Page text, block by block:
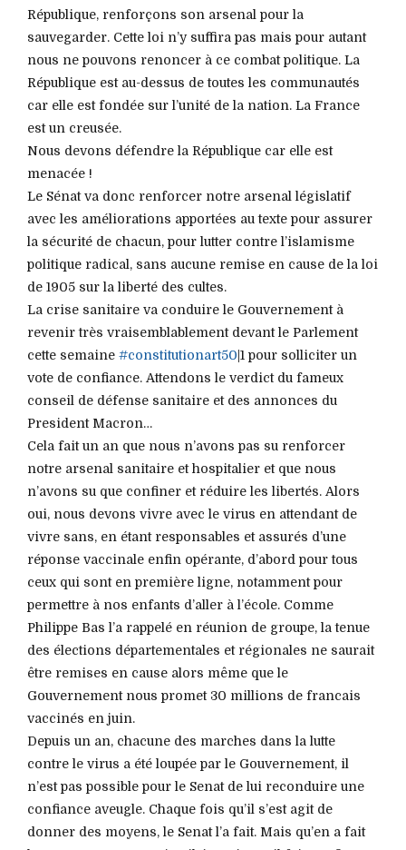
République, renforçons son arsenal pour la
sauvegarder. Cette loi n’y suffira pas mais pour autant
nous ne pouvons renoncer à ce combat politique. La
République est au-dessus de toutes les communautés
car elle est fondée sur l’unité de la nation. La France
est un creusée.
Nous devons défendre la République car elle est
menacée !
Le Sénat va donc renforcer notre arsenal législatif
avec les améliorations apportées au texte pour assurer
la sécurité de chacun, pour lutter contre l’islamisme
politique radical, sans aucune remise en cause de la loi
de 1905 sur la liberté des cultes.
La crise sanitaire va conduire le Gouvernement à
revenir très vraisemblablement devant le Parlement
cette semaine #constitutionart50 |1 pour solliciter un
vote de confiance. Attendons le verdict du fameux
conseil de défense sanitaire et des annonces du
President Macron…
Cela fait un an que nous n’avons pas su renforcer
notre arsenal sanitaire et hospitalier et que nous
n’avons su que confiner et réduire les libertés. Alors
oui, nous devons vivre avec le virus en attendant de
vivre sans, en étant responsables et assurés d’une
réponse vaccinale enfin opérante, d’abord pour tous
ceux qui sont en première ligne, notamment pour
permettre à nos enfants d’aller à l’école. Comme
Philippe Bas l’a rappelé en réunion de groupe, la tenue
des élections départementales et régionales ne saurait
être remises en cause alors même que le
Gouvernement nous promet 30 millions de francais
vaccinés en juin.
Depuis un an, chacune des marches dans la lutte
contre le virus a été loupée par le Gouvernement, il
n’est pas possible pour le Senat de lui reconduire une
confiance aveugle. Chaque fois qu’il s’est agit de
donner des moyens, le Senat l’a fait. Mais qu’en a fait